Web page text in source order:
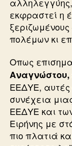
εκφραστεί η
πολέμων κι
Οπως
Αναγνώστου,
ΕΕΔΥΕ, αυτές
συνέχεια
ΕΕΔΥΕ και
Ειρήνης με
πιο πλατιά